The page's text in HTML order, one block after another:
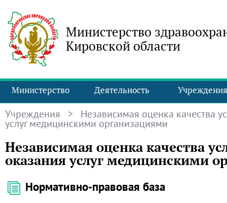
Министерство
Кировской области
Министерство Деятельность Учреждения
Учреждения > Независимая оценка качества
услуг медицинскими организациями
Независимая оценка качества
оказания услуг медицинскими
Нормативно-правовая база